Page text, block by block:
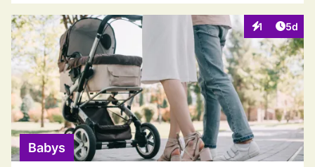
1
Interaktionen
5d
Babys